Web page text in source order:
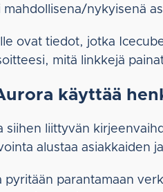
nykyisenä
ovat tiedot, jotka
mitä linkkejä
käyttää
siihen liittyvän
alustaa asiakkaiden
pyritään parantamaan